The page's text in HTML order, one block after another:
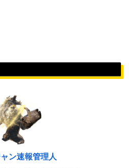
ン速報管理人